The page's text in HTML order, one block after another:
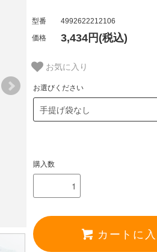
型番
4992622212106
価格
3,434円(税込)
お気に入り
お選びください
購入数
カートに